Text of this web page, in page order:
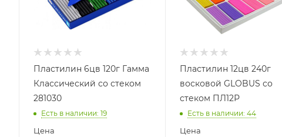
Пластилин 6цв 120г Гамма
Классический со стеком
281030
Есть в наличии: 19
Цена
Пластилин 12цв 240г
восковой GLOBUS со
стеком ПЛ12Р
Есть в наличии: 44
Цена